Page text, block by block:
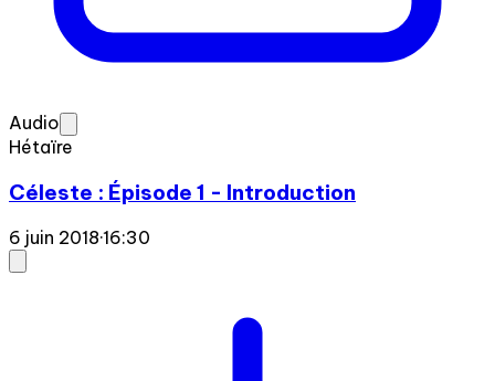
Audio
Hétaïre
Céleste : Épisode 1 - Introduction
6 juin 2018·16:30